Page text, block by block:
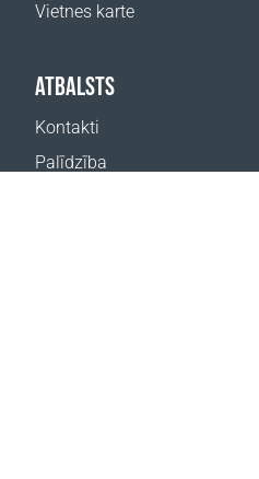
Vietnes karte
ATBALSTS
Kontakti
Palīdzība